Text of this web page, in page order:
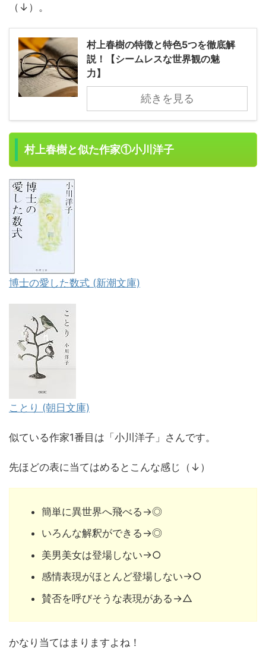
（↓）。
村上春樹の特徴と特色5つを徹底解
説！【シームレスな世界観の魅
力】
続きを見る
村上春樹と似た作家①小川洋子
博士の愛した数式 (新潮文庫)
ことり (朝日文庫)
似ている作家1番目は「小川洋子」さんです。
先ほどの表に当てはめるとこんな感じ（↓）
簡単に異世界へ飛べる→◎
いろんな解釈ができる→◎
美男美女は登場しない→○
感情表現がほとんど登場しない→○
賛否を呼びそうな表現がある→△
かなり当てはまりますよね！